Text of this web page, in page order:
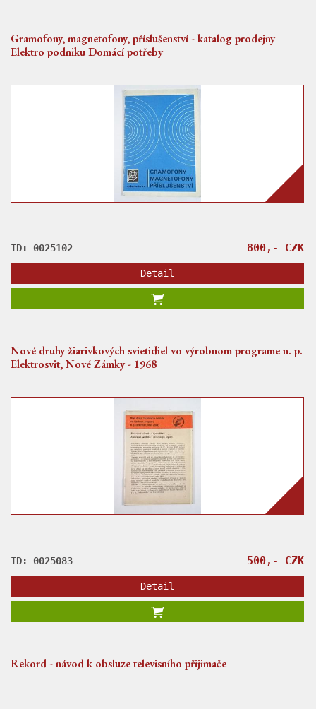
Gramofony, magnetofony, příslušenství - katalog prodejny
Elektro podniku Domácí potřeby
ID: 0025102 800,- CZK
Detail
Nové druhy žiarivkových svietidiel vo výrobnom programe n. p.
Elektrosvit, Nové Zámky - 1968
ID: 0025083 500,- CZK
Detail
Rekord - návod k obsluze televisního přijimače